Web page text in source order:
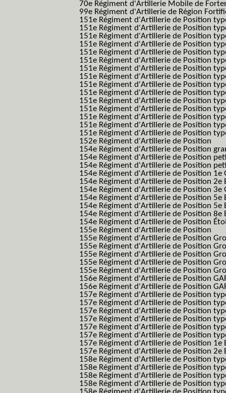
70e Régiment d'Artillerie Mobile de
99e Régiment d'Artillerie de Région
151e Régiment d'Artillerie de Position
151e Régiment d'Artillerie de Position
151e Régiment d'Artillerie de Position
151e Régiment d'Artillerie de Position
151e Régiment d'Artillerie de Position
151e Régiment d'Artillerie de Position
151e Régiment d'Artillerie de Position
151e Régiment d'Artillerie de Position
151e Régiment d'Artillerie de Position
151e Régiment d'Artillerie de Position
151e Régiment d'Artillerie de Position
151e Régiment d'Artillerie de Position
151e Régiment d'Artillerie de Position
151e Régiment d'Artillerie de Position
151e Régiment d'Artillerie de Position
152e Régiment d'Artillerie de Position
154e Régiment d'Artillerie de Position
154e Régiment d'Artillerie de Position
154e Régiment d'Artillerie de Position
154e Régiment d'Artillerie de Position 1e
154e Régiment d'Artillerie de Position 2e
154e Régiment d'Artillerie de Position 3e
154e Régiment d'Artillerie de Position 5e
154e Régiment d'Artillerie de Position 5e
154e Régiment d'Artillerie de Position 8e
154e Régiment d'Artillerie de Position
155e Régiment d'Artillerie de Position
155e Régiment d'Artillerie de Position
155e Régiment d'Artillerie de Position
155e Régiment d'Artillerie de Position
155e Régiment d'Artillerie de Position
155e Régiment d'Artillerie de Position
156e Régiment d'Artillerie de Position
156e Régiment d'Artillerie de Position
157e Régiment d'Artillerie de Position
157e Régiment d'Artillerie de Position
157e Régiment d'Artillerie de Position
157e Régiment d'Artillerie de Position
157e Régiment d'Artillerie de Position
157e Régiment d'Artillerie de Position
157e Régiment d'Artillerie de Position 1e
157e Régiment d'Artillerie de Position 2e
158e Régiment d'Artillerie de Position
158e Régiment d'Artillerie de Position
158e Régiment d'Artillerie de Position
158e Régiment d'Artillerie de Position